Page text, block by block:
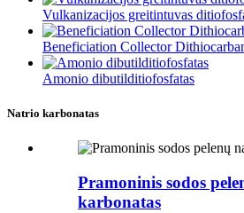
Vulkanizacijos greitintuvas
Beneficiation Collector
Amonio dibutilditiofosfatas
Natrio karbonatas
Pramoninis sodos
karbonatas